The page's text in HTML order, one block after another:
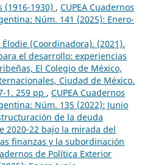
(1916-1930) , CUPEA Cuadernos
Núm. 141 (2025): Enero-
Élodie (Coordinadora). (2021).
el desarrollo: experiencias
El Colegio de México,
Ciudad de México.
1. 259 pp , CUPEA Cuadernos
Núm. 135 (2022): Junio
de la deuda
2020-22 bajo la mirada del
finanzas y la subordinación
de Política Exterior